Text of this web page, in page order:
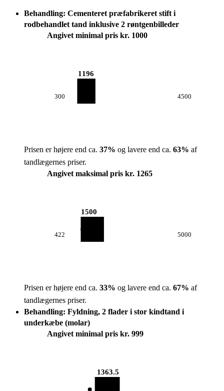
Behandling: Cementeret præfabrikeret stift i
rodbehandlet tand inklusive 2 røntgenbilleder
Angivet minimal pris kr. 1000
300
1196
4500
Prisen er højere end ca. 37% og lavere end ca. 63% af
tandlægernes priser.
Angivet maksimal pris kr. 1265
422
1500
5000
Prisen er højere end ca. 33% og lavere end ca. 67% af
tandlægernes priser.
Behandling: Fyldning, 2 flader i stor kindtand i
underkæbe (molar)
Angivet minimal pris kr. 999
1363.5